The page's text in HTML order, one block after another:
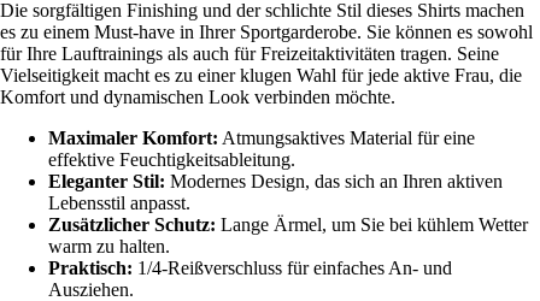
Die sorgfältigen Finishing und der schlichte Stil dieses Shirts machen
es zu einem Must-have in Ihrer Sportgarderobe. Sie können es sowohl
für Ihre Lauftrainings als auch für Freizeitaktivitäten tragen. Seine
Vielseitigkeit macht es zu einer klugen Wahl für jede aktive Frau, die
Komfort und dynamischen Look verbinden möchte.
Maximaler Komfort: Atmungsaktives Material für eine
effektive Feuchtigkeitsableitung.
Eleganter Stil: Modernes Design, das sich an Ihren aktiven
Lebensstil anpasst.
Zusätzlicher Schutz: Lange Ärmel, um Sie bei kühlem Wetter
warm zu halten.
Praktisch: 1/4-Reißverschluss für einfaches An- und
Ausziehen.